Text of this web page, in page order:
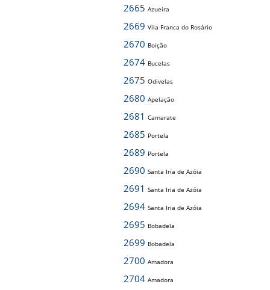
2665 Azueira
2669 Vila Franca do Rosário
2670 Boição
2674 Bucelas
2675 Odivelas
2680 Apelação
2681 Camarate
2685 Portela
2689 Portela
2690 Santa Iria de Azóia
2691 Santa Iria de Azóia
2694 Santa Iria de Azóia
2695 Bobadela
2699 Bobadela
2700 Amadora
2704 Amadora